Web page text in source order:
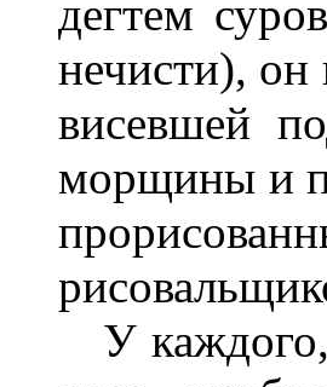
дегтем
нечисти), он
висевшей
морщины и
У каждого,